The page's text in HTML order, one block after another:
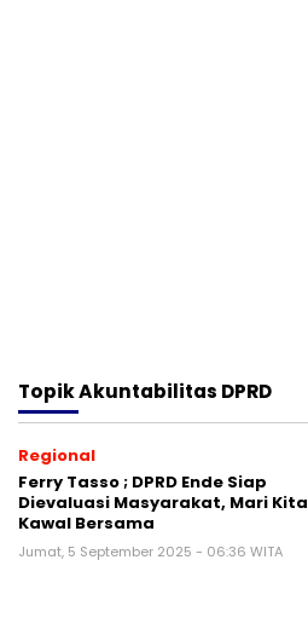
TopikAkuntabilitas DPRD
Regional
Ferry Tasso ; DPRD Ende Siap
Dievaluasi Masyarakat, Mari Kita
Kawal Bersama
Jumat, 5 September 2025 - 06:36 WITA